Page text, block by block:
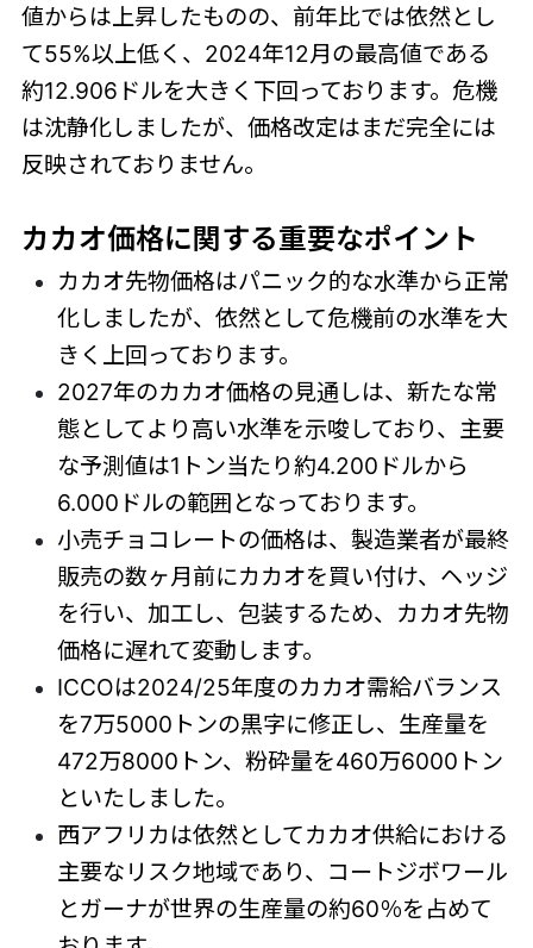
値からは上昇したものの、前年比では依然とし
て55%以上低く、2024年12月の最高値である
約12.906ドルを大きく下回っております。危機
は沈静化しましたが、価格改定はまだ完全には
反映されておりません。
カカオ価格に関する重要なポイント
カカオ先物価格はパニック的な水準から正常
化しましたが、依然として危機前の水準を大
きく上回っております。
2027年のカカオ価格の見通しは、新たな常
態としてより高い水準を示唆しており、主要
な予測値は1トン当たり約4.200ドルから
6.000ドルの範囲となっております。
小売チョコレートの価格は、製造業者が最終
販売の数ヶ月前にカカオを買い付け、ヘッジ
を行い、加工し、包装するため、カカオ先物
価格に遅れて変動します。
ICCOは2024/25年度のカカオ需給バランス
を7万5000トンの黒字に修正し、生産量を
472万8000トン、粉砕量を460万6000トン
といたしました。
西アフリカは依然としてカカオ供給における
主要なリスク地域であり、コートジボワール
とガーナが世界の生産量の約60％を占めて